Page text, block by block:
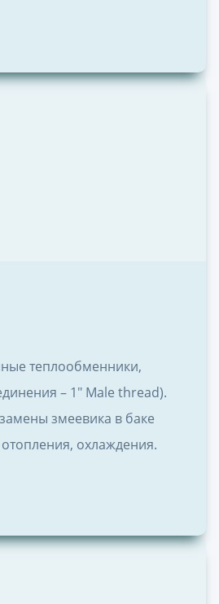
теплообменники,
– 1″ Male thread).
змеевика в баке
охлаждения.